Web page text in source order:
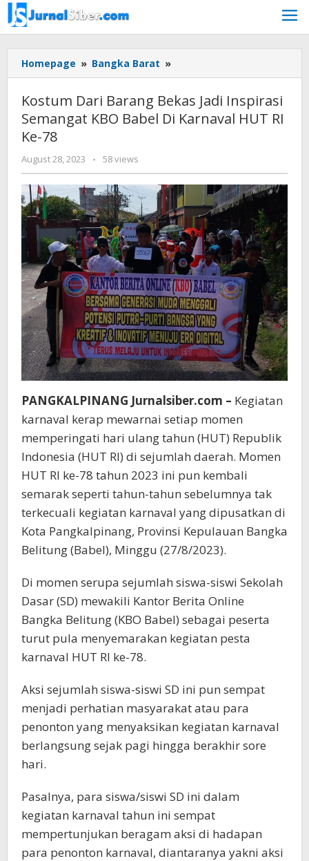
Skip
to
content
Homepage » Bangka Barat »
Dari
Bekas
Jadi
Babel
Di
Karnaval
HUT
RI
Ke-
78
Kostum Dari Barang Bekas Jadi Inspirasi
Semangat KBO Babel Di Karnaval HUT RI
Ke-78
August 28, 2023
by
Jurnalsiber
- 58 views
PANGKALPINANG Jurnalsiber.com – Kegiatan
karnaval kerap mewarnai setiap momen
memperingati hari ulang tahun (HUT) Republik
Indonesia (HUT RI) di sejumlah daerah. Momen
HUT RI ke-78 tahun 2023 ini pun kembali
semarak seperti tahun-tahun sebelumnya tak
terkecuali kegiatan karnaval yang dipusatkan di
Kota Pangkalpinang, Provinsi Kepulauan Bangka
Belitung (Babel), Minggu (27/8/2023).
Di momen serupa sejumlah siswa-siswi Sekolah
Dasar (SD) mewakili Kantor Berita Online
Bangka Belitung (KBO Babel) sebagai peserta
turut pula menyemarakan kegiatan pesta
karnaval HUT RI ke-78.
Aksi sejumlah siswa-siswi SD ini pun sempat
menjadi perhatian masyarakat atau para
penonton yang menyaksikan kegiatan karnaval
berlangsung sejak pagi hingga berakhir sore
hari.
Pasalnya, para siswa/siswi SD ini dalam
kegiatan karnaval tahun ini sempat
mempertunjukan beragam aksi di hadapan
para penonton karnaval, diantaranya yakni aksi